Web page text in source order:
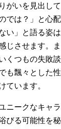
がいを見出し
では？」と心
い」と語る姿
じさせます。
くつもの失敗
も飄々とした
ています。
ニークなキャ
びる可能性を